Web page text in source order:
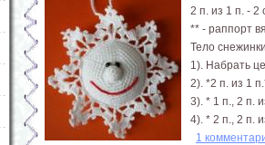
2 п. из 1 п. - 2
** - раппорт
Тело
1). Набрать
2). *2 п. из 1
3). * 1 п., 2 п.
4). * 2 п., 2 п.
1